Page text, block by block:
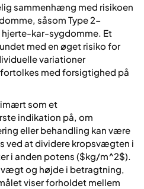
sammenhæng med risikoen
såsom Type 2-
kar-sygdomme. Et
med en øget risiko for
variationer
med forsigtighed på
som et
indikation på, om
eller behandling kan være
ved at dividere kropsvægten i
i anden potens ($kg/m^2$).
og højde i betragtning,
viser forholdet mellem